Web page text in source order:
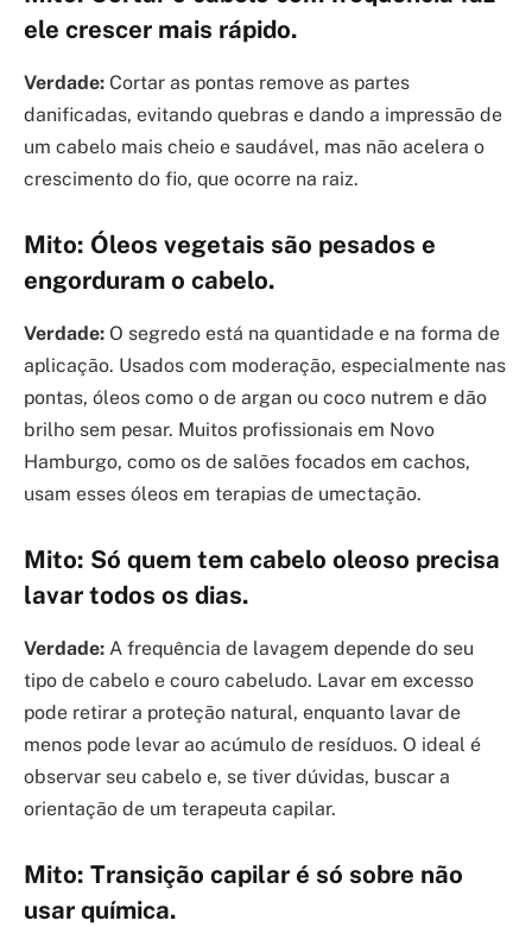
ele crescer mais rápido.
Verdade: Cortar as pontas remove as partes
danificadas, evitando quebras e dando a impressão de
um cabelo mais cheio e saudável, mas não acelera o
crescimento do fio, que ocorre na raiz.
Mito: Óleos vegetais são pesados e
engorduram o cabelo.
Verdade: O segredo está na quantidade e na forma de
aplicação. Usados com moderação, especialmente nas
pontas, óleos como o de argan ou coco nutrem e dão
brilho sem pesar. Muitos profissionais em Novo
Hamburgo, como os de salões focados em cachos,
usam esses óleos em terapias de umectação.
Mito: Só quem tem cabelo oleoso precisa
lavar todos os dias.
Verdade: A frequência de lavagem depende do seu
tipo de cabelo e couro cabeludo. Lavar em excesso
pode retirar a proteção natural, enquanto lavar de
menos pode levar ao acúmulo de resíduos. O ideal é
observar seu cabelo e, se tiver dúvidas, buscar a
orientação de um terapeuta capilar.
Mito: Transição capilar é só sobre não
usar química.